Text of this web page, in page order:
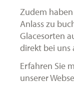
Zudem
Anlass zu
Glacesorten
direkt bei uns
Erfahren Sie
unserer